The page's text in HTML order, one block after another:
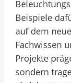
Beispiele
auf dem
Fachwissen
Projekte
sondern